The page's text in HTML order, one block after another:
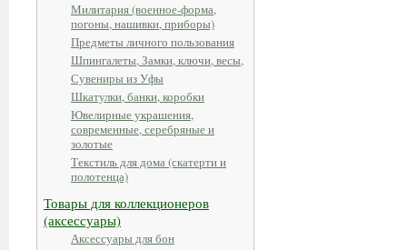
Милитария (военное-форма,
погоны, нашивки, приборы)
Предметы личного пользования
Шпингалеты, Замки, ключи, весы,
Сувениры из Уфы
Шкатулки, банки, коробки
Ювелирные украшения,
современные, серебряные и
золотые
Текстиль для дома (скатерти и
полотенца)
Товары для коллекционеров
(аксессуары)
Аксессуары для бон